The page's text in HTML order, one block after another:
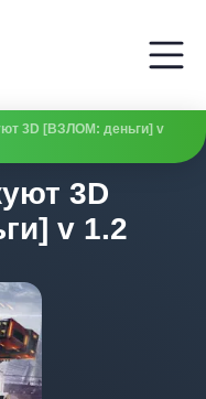
3D [ВЗЛОМ: деньги] v
3D
v 1.2